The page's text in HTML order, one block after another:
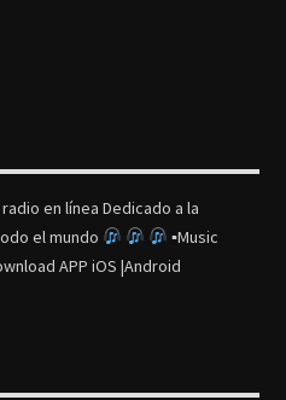
en línea Dedicado a la
el mundo
▪Music
APP iOS |Android